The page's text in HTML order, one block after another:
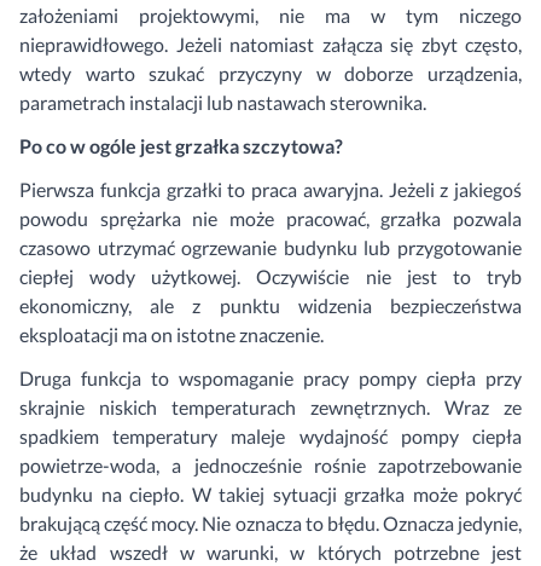
założeniami projektowymi, nie ma w tym niczego
nieprawidłowego. Jeżeli natomiast załącza się zbyt często,
wtedy warto szukać przyczyny w doborze urządzenia,
parametrach instalacji lub nastawach sterownika.
Po co w ogóle jest grzałka szczytowa?
Pierwsza funkcja grzałki to praca awaryjna. Jeżeli z jakiegoś
powodu sprężarka nie może pracować, grzałka pozwala
czasowo utrzymać ogrzewanie budynku lub przygotowanie
ciepłej wody użytkowej. Oczywiście nie jest to tryb
ekonomiczny, ale z punktu widzenia bezpieczeństwa
eksploatacji ma on istotne znaczenie.
Druga funkcja to wspomaganie pracy pompy ciepła przy
skrajnie niskich temperaturach zewnętrznych. Wraz ze
spadkiem temperatury maleje wydajność pompy ciepła
powietrze-woda, a jednocześnie rośnie zapotrzebowanie
budynku na ciepło. W takiej sytuacji grzałka może pokryć
brakującą część mocy. Nie oznacza to błędu. Oznacza jedynie,
że układ wszedł w warunki, w których potrzebne jest